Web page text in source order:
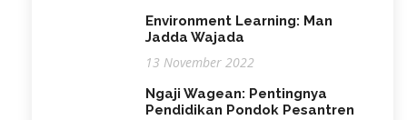
Environment Learning: Man
Jadda Wajada
13 November 2022
Ngaji Wagean: Pentingnya
Pendidikan Pondok Pesantren